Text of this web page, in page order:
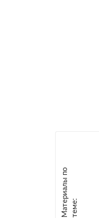
М
а
т е
р
и
а
л
ы
п
о
т
е
м
е :